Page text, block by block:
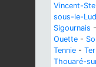
Vincent-
sous-le-
Sigournais -
Ouette -
Tennie -
Thouaré-